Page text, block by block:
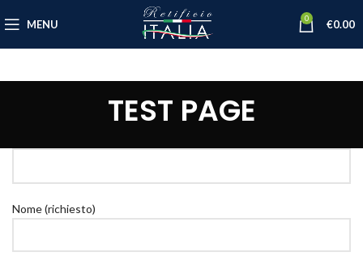
MENU 0 €0.00
TEST PAGE
Nome (richiesto)